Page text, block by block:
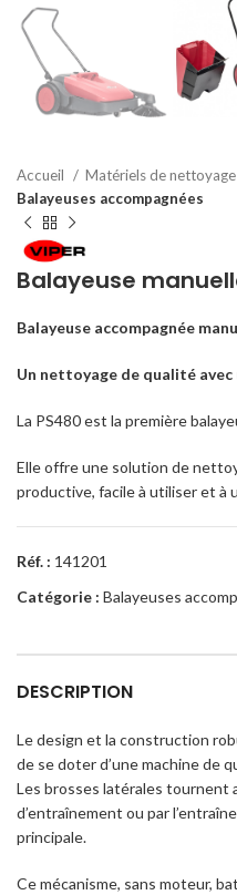
Accueil Matériels de nettoyage
Balayeuses accompagnées
Balayeuse
Balayeuse accompagnée
Un nettoyage de qualité avec
La PS480 est la première
Elle offre une solution de
productive, facile à utiliser et à
Réf. : 141201
Catégorie : Balayeuses
DESCRIPTION
Le design et la construction
de se doter d’une machine de
Les brosses latérales tournent
d’entraînement ou par
principale.
Ce mécanisme, sans moteur,